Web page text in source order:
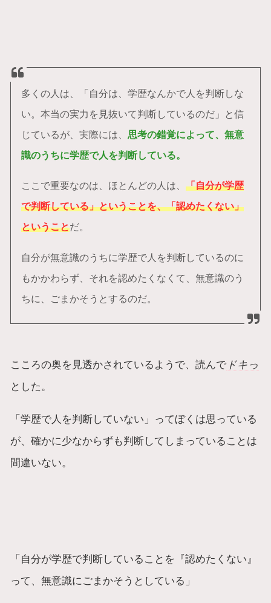
多くの人は、「自分は、学歴なんかで人を判断しな
い。本当の実力を見抜いて判断しているのだ」と信
じているが、実際には、 思考の錯覚によって、無意
識のうちに学歴で人を判断している。
ここで重要なのは、ほとんどの人は、 「自分が学歴
で判断している」ということを、「認めたくない」
ということだ。
自分が無意識のうちに学歴で人を判断しているのに
もかかわらず、それを認めたくなくて、無意識のう
ちに、ごまかそうとするのだ。
こころの奥を見透かされているようで、読んで ドキっ
とした。
「学歴で人を判断していない」ってぼくは思っている
が、確かに少なからずも判断してしまっていることは
間違いない。
「自分が学歴で判断していることを『認めたくない』
って、無意識にごまかそうとしている」